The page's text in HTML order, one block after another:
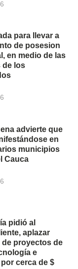
para llevar a
de posesion
en medio de las
de los
advierte que
en
municipios
Cauca
pidió al
aplazar
proyectos de
e
cerca de $